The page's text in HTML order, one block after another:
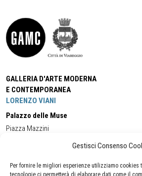
Gestisci Consenso
Per fornire le migliori esperienze utilizziamo cookies
tecnologie ci permetterà di elaborare dati come il
GALLERIA D'ARTE MODERNA
E CONTEMPORANEA
LORENZO VIANI
Palazzo delle Muse
Piazza Mazzini
Cell:+39 338 5714978
Tel:
+39 0584 944580
(orario 09.00/13.00)
Email:gamc@comune.viareggio.lu.it